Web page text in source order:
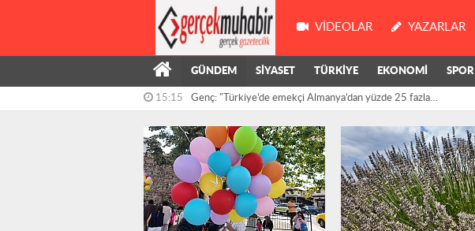
VIDEOLAR YAZARLAR
GÜNDEM SİYASET TÜRKİYE EKONOMİ SPOR
çalışıyor,...
14:55 Kış’ın önergesi, AKP ve MHP milletvekillerinin oylarıyla
reddedildi